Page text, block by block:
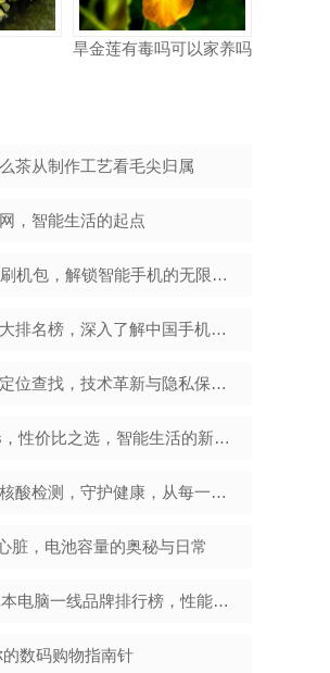
旱金莲有毒吗可以家养吗
茶从制作工艺看毛尖归属
，智能生活的起点
小米Mix 2S刷机包，解锁智能手机的无限可能
国产手机十大排名榜，深入了解中国手机市场的佼佼者
华为云服务定位查找，技术革新与隐私保护的双重奏
华为nova2s，性价比之选，智能生活的新伙伴
青岛市北区核酸检测，守护健康，从每一次检测开始
脏，电池容量的奥秘与日常
2023年笔记本电脑一线品牌排行榜，性能、创新与用户满意度的综合考量
数码购物指南针